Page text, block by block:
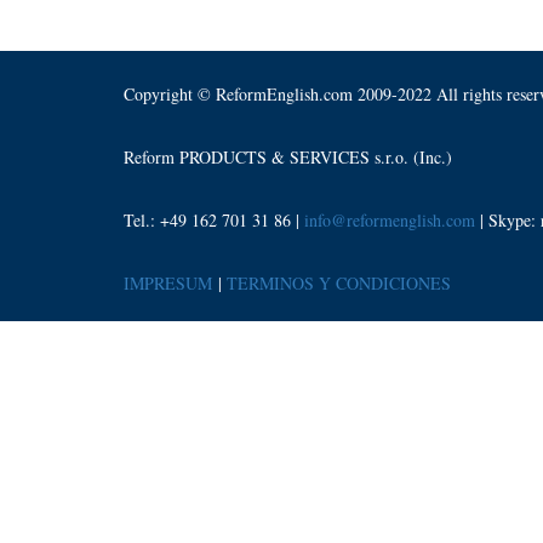
Copyright © ReformEnglish.com 2009-2022 All rights
Reform PRODUCTS & SERVICES s.r.o. (Inc.)
Tel.: +49 162 701 31 86 | info@reformenglish.com | Skype:
IMPRESUM | TERMINOS Y CONDICIONES